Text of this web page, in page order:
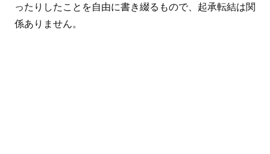
ったりしたことを自由に書き綴るもので、起承転結は関
係ありません。